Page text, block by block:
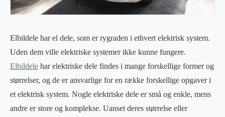
Elbildele har el dele, som er rygraden i ethvert elektrisk system.
Uden dem ville elektriske systemer ikke kunne fungere.
Elbildele har elektriske dele findes i mange forskellige former og
størrelser, og de er ansvarlige for en række forskellige opgaver i
et elektrisk system. Nogle elektriske dele er små og enkle, mens
andre er store og komplekse. Uanset deres størrelse eller